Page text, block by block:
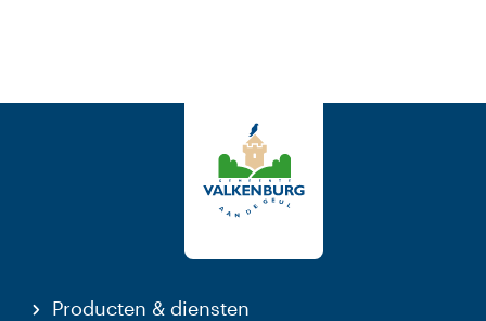
Producten & diensten